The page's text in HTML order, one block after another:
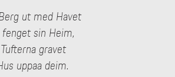
ut med Havet
sin Heim,
gravet
uppaa deim.